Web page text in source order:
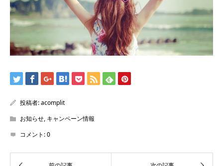
投稿者:acomplit
お知らせ, キャンペーン情報
コメント:0